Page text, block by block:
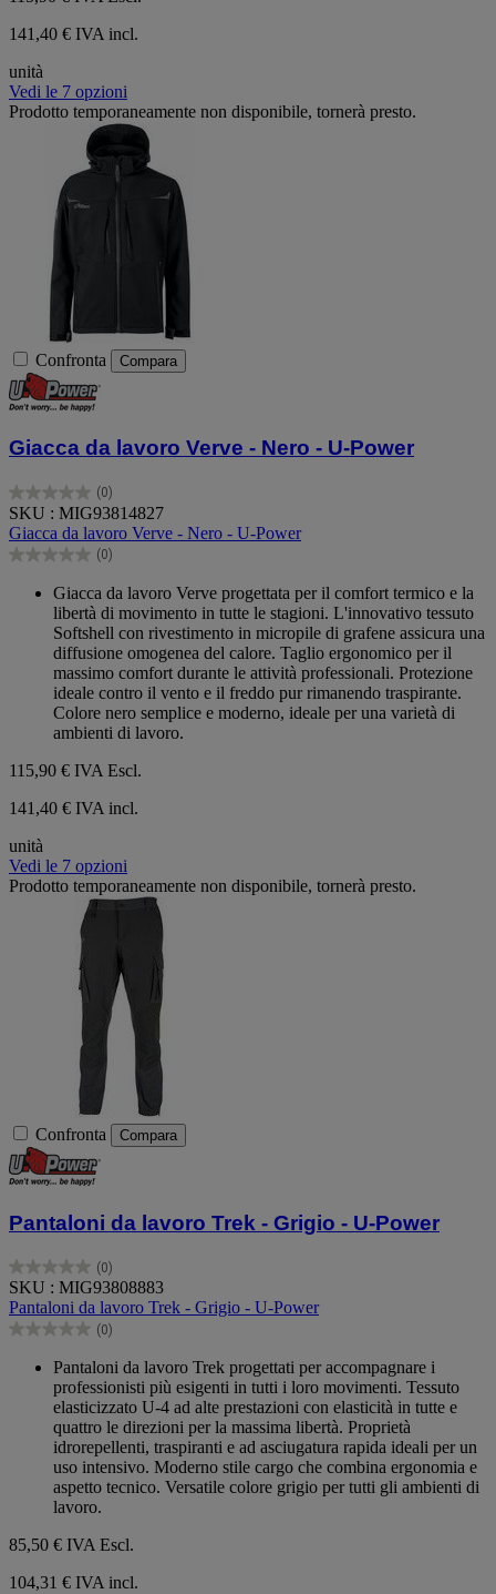
141,40 € IVA incl.
unità
Vedi le 7 opzioni
Prodotto temporaneamente non disponibile, tornerà presto.
Confronta Compara
Giacca da lavoro Verve - Nero - U-Power
(0)
0.0
su
5
stelle.
SKU : MIG93814827
Giacca da lavoro Verve - Nero - U-Power
(0)
0.0
Giacca da lavoro Verve progettata per il comfort termico e la
libertà di movimento in tutte le stagioni. L'innovativo tessuto
Softshell con rivestimento in micropile di grafene assicura una
diffusione omogenea del calore. Taglio ergonomico per il
massimo comfort durante le attività professionali. Protezione
ideale contro il vento e il freddo pur rimanendo traspirante.
Colore nero semplice e moderno, ideale per una varietà di
ambienti di lavoro.
115,90 € IVA Escl.
141,40 € IVA incl.
unità
Vedi le 7 opzioni
Prodotto temporaneamente non disponibile, tornerà presto.
Confronta Compara
Pantaloni da lavoro Trek - Grigio - U-Power
(0)
0.0
su
5
stelle.
SKU : MIG93808883
Pantaloni da lavoro Trek - Grigio - U-Power
(0)
0.0
Pantaloni da lavoro Trek progettati per accompagnare i
professionisti più esigenti in tutti i loro movimenti. Tessuto
elasticizzato U-4 ad alte prestazioni con elasticità in tutte e
quattro le direzioni per la massima libertà. Proprietà
idrorepellenti, traspiranti e ad asciugatura rapida ideali per un
uso intensivo. Moderno stile cargo che combina ergonomia e
aspetto tecnico. Versatile colore grigio per tutti gli ambienti di
lavoro.
85,50 € IVA Escl.
104,31 € IVA incl.